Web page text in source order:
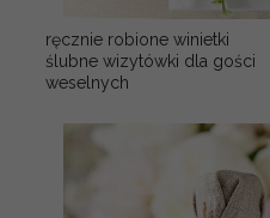
ręcznie robione winietki
ślubne wizytówki dla gości
weselnych